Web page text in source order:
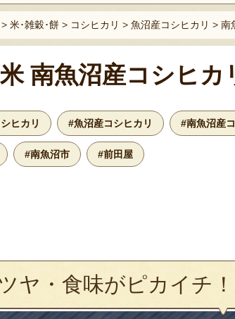
> 米･雑穀･餅 > コシヒカリ > 魚沼産コシヒカリ > 南
南魚沼産コシヒカ
ヒカリ #魚沼産コシヒカリ #南魚沼産
#南魚沼市 #前田屋
ヤ・食味がピカイチ